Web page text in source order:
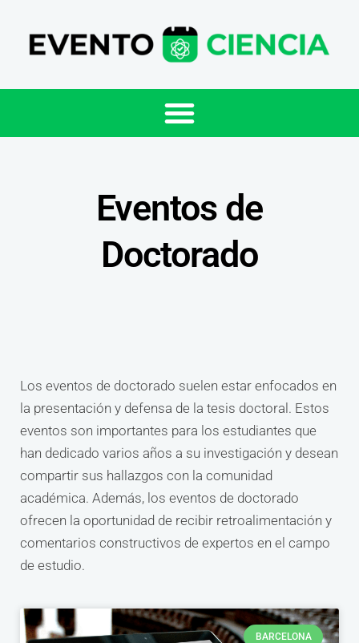
Eventos de
Doctorado
Los eventos de doctorado suelen estar enfocados en
la presentación y defensa de la tesis doctoral. Estos
eventos son importantes para los estudiantes que
han dedicado varios años a su investigación y desean
compartir sus hallazgos con la comunidad
académica. Además, los eventos de doctorado
ofrecen la oportunidad de recibir retroalimentación y
comentarios constructivos de expertos en el campo
de estudio.
BARCELONA